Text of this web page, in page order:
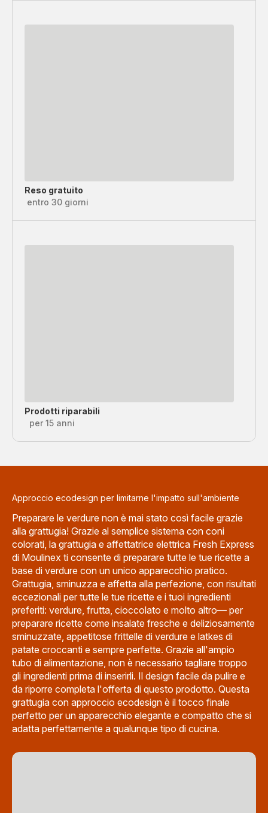
Reso gratuito
entro 30 giorni
Prodotti riparabili
per 15 anni
Approccio ecodesign per limitarne l'impatto sull'ambiente
Preparare le verdure non è mai stato così facile grazie
alla grattugia! Grazie al semplice sistema con coni
colorati, la grattugia e affettatrice elettrica Fresh Express
di Moulinex ti consente di preparare tutte le tue ricette a
base di verdure con un unico apparecchio pratico.
Grattugia, sminuzza e affetta alla perfezione, con risultati
eccezionali per tutte le tue ricette e i tuoi ingredienti
preferiti: verdure, frutta, cioccolato e molto altro— per
preparare ricette come insalate fresche e deliziosamente
sminuzzate, appetitose frittelle di verdure e latkes di
patate croccanti e sempre perfette. Grazie all'ampio
tubo di alimentazione, non è necessario tagliare troppo
gli ingredienti prima di inserirli. Il design facile da pulire e
da riporre completa l'offerta di questo prodotto. Questa
grattugia con approccio ecodesign è il tocco finale
perfetto per un apparecchio elegante e compatto che si
adatta perfettamente a qualunque tipo di cucina.